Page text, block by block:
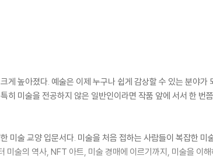
높아졌다. 예술은 이제 누구나 쉽게 감상할 수 있는 분야가
미술을 전공하지 않은 일반인이라면 작품 앞에 서서 한 번
미술 교양 입문서다. 미술을 처음 접하는 사람들이 복잡한 미
술의 역사, NFT 아트, 미술 경매에 이르기까지, 미술을 이